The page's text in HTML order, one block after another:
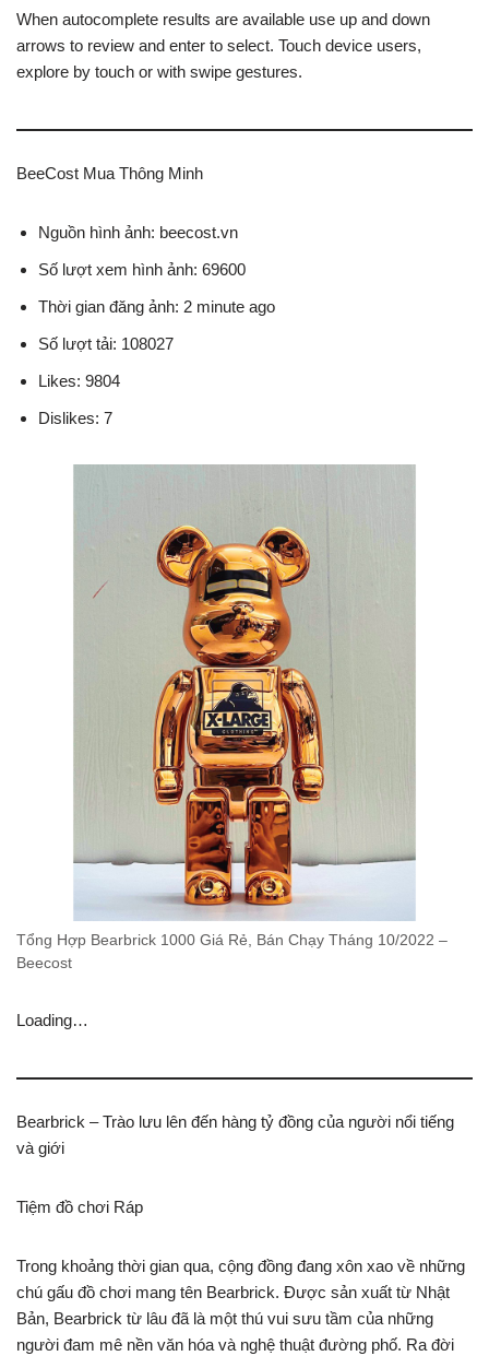
When autocomplete results are available use up and down
arrows to review and enter to select. Touch device users,
explore by touch or with swipe gestures.
BeeCost Mua Thông Minh
Nguồn hình ảnh: beecost.vn
Số lượt xem hình ảnh: 69600
Thời gian đăng ảnh: 2 minute ago
Số lượt tải: 108027
Likes: 9804
Dislikes: 7
Tổng Hợp Bearbrick 1000 Giá Rẻ, Bán Chạy Tháng 10/2022 –
Beecost
Loading…
Bearbrick – Trào lưu lên đến hàng tỷ đồng của người nổi tiếng
và giới
Tiệm đồ chơi Ráp
Trong khoảng thời gian qua, cộng đồng đang xôn xao về những
chú gấu đồ chơi mang tên Bearbrick. Được sản xuất từ Nhật
Bản, Bearbrick từ lâu đã là một thú vui sưu tầm của những
người đam mê nền văn hóa và nghệ thuật đường phố. Ra đời